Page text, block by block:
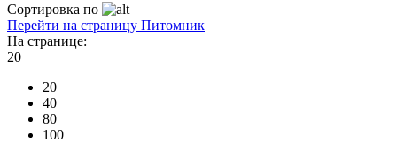
Сортировка по
Перейти на страницу Питомник
На странице:
20
20
40
80
100